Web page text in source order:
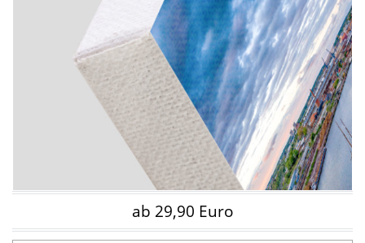
ab 29,90 Euro